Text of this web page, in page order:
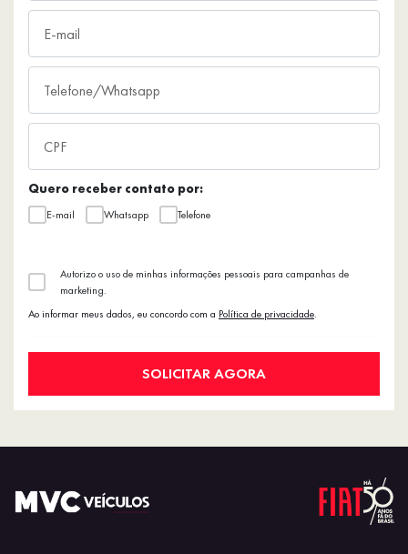
Quero receber contato por:
E-mail Whatsapp Telefone
Autorizo o uso de minhas informações pessoais para campanhas de
marketing.
Ao informar meus dados, eu concordo com a Política de privacidade.
SOLICITAR AGORA